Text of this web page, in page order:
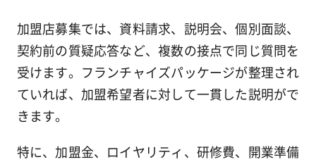
加盟店募集では、資料請求、説明会、個別面談、
契約前の質疑応答など、複数の接点で同じ質問を
受けます。フランチャイズパッケージが整理され
ていれば、加盟希望者に対して一貫した説明がで
きます。
特に、加盟金、ロイヤリティ、研修費、開業準備